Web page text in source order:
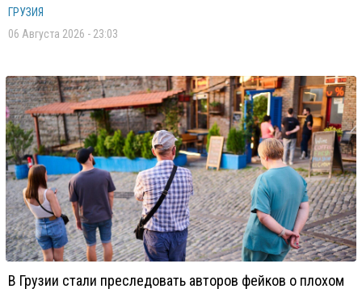
ГРУЗИЯ
06 Августа 2026 - 23:03
В Грузии стали преследовать авторов фейков о плохом